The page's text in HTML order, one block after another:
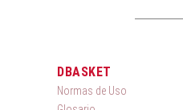
DBASKET
Normas de Uso